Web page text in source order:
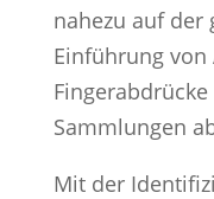
nahezu auf der
Einführung von
Sammlungen
Mit der